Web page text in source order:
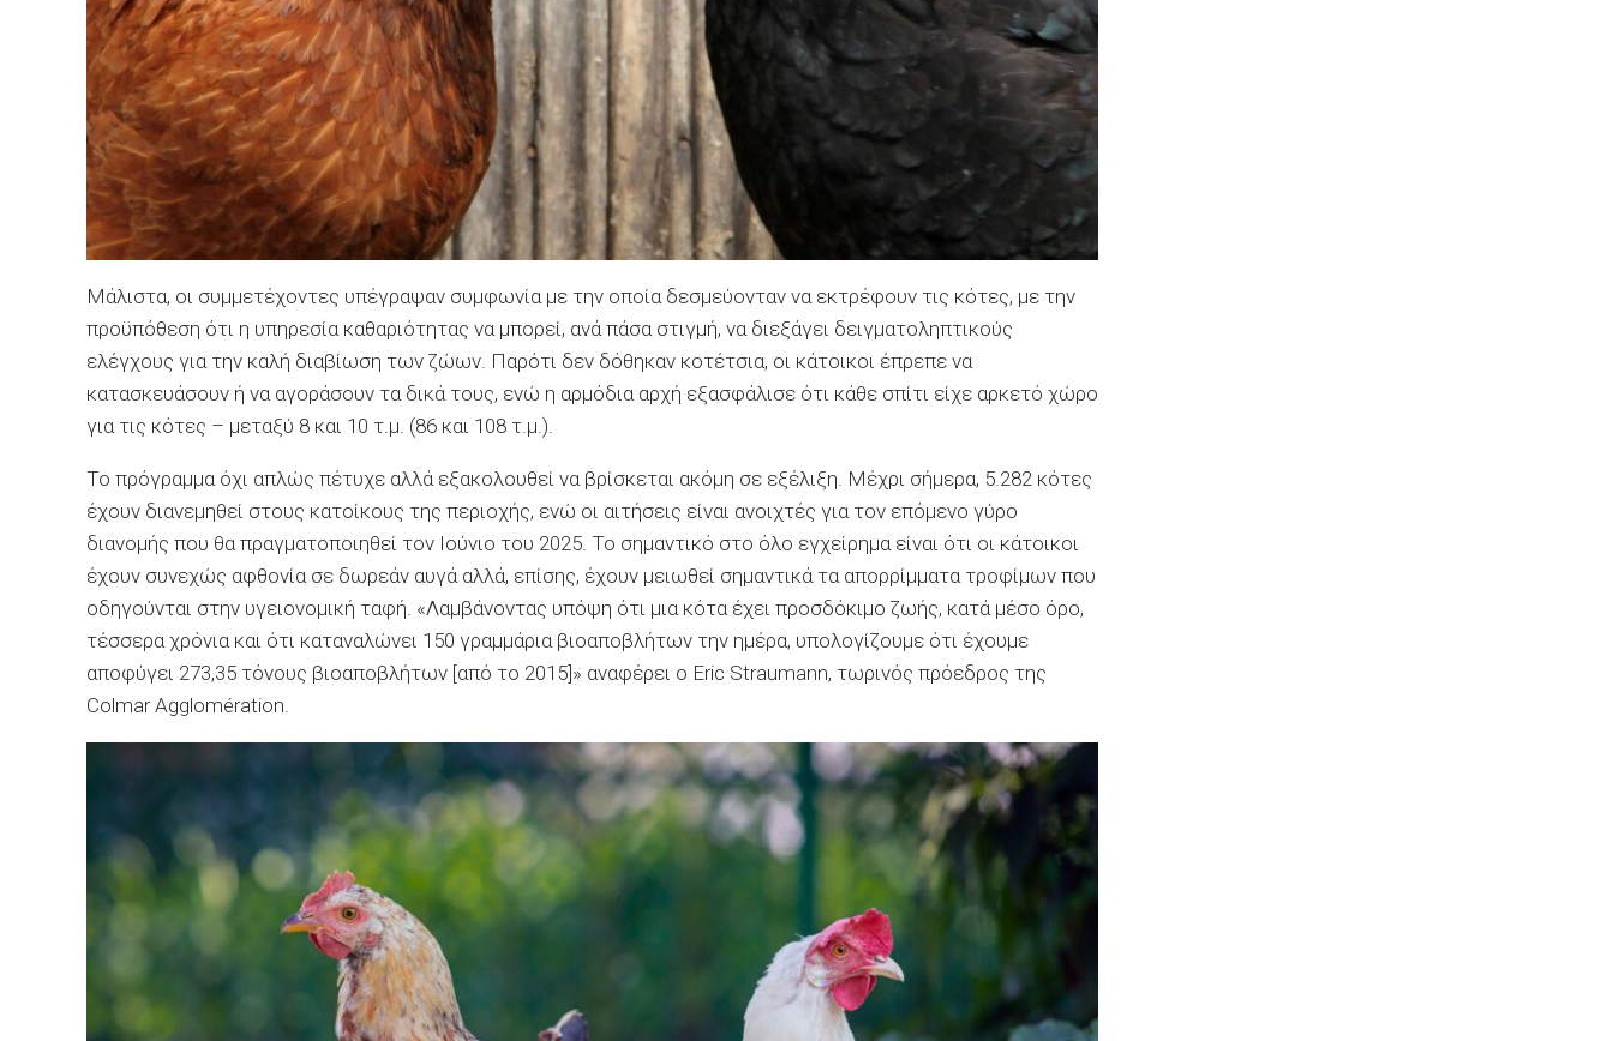
Μάλιστα, οι συμμετέχοντες υπέγραψαν συμφωνία με την οποία δεσμεύονταν να εκτρέφουν τις κότες, με την
προϋπόθεση ότι η υπηρεσία καθαριότητας να μπορεί, ανά πάσα στιγμή, να διεξάγει δειγματοληπτικούς
ελέγχους για την καλή διαβίωση των ζώων. Παρότι δεν δόθηκαν κοτέτσια, οι κάτοικοι έπρεπε να
κατασκευάσουν ή να αγοράσουν τα δικά τους, ενώ η αρμόδια αρχή εξασφάλισε ότι κάθε σπίτι είχε αρκετό χώρο
για τις κότες – μεταξύ 8 και 10 τ.μ. (86 και 108 τ.μ.).
Το πρόγραμμα όχι απλώς πέτυχε αλλά εξακολουθεί να βρίσκεται ακόμη σε εξέλιξη. Μέχρι σήμερα, 5.282 κότες
έχουν διανεμηθεί στους κατοίκους της περιοχής, ενώ οι αιτήσεις είναι ανοιχτές για τον επόμενο γύρο
διανομής που θα πραγματοποιηθεί τον Ιούνιο του 2025. Το σημαντικό στο όλο εγχείρημα είναι ότι οι κάτοικοι
έχουν συνεχώς αφθονία σε δωρεάν αυγά αλλά, επίσης, έχουν μειωθεί σημαντικά τα απορρίμματα τροφίμων που
οδηγούνται στην υγειονομική ταφή. «Λαμβάνοντας υπόψη ότι μια κότα έχει προσδόκιμο ζωής, κατά μέσο όρο,
τέσσερα χρόνια και ότι καταναλώνει 150 γραμμάρια βιοαποβλήτων την ημέρα, υπολογίζουμε ότι έχουμε
αποφύγει 273,35 τόνους βιοαποβλήτων [από το 2015]» αναφέρει ο Eric Straumann, τωρινός πρόεδρος της
Colmar Agglomération.